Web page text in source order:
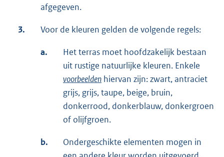
afgegeven.
3. Voor de kleuren gelden de volgende regels:
a.
Het terras moet hoofdzakelijk bestaan
uit rustige natuurlijke kleuren. Enkele
voorbeelden hiervan zijn: zwart, antraciet
grijs, grijs, taupe, beige, bruin,
donkerrood, donkerblauw, donkergroen
of olijfgroen.
b.
Ondergeschikte elementen mogen in